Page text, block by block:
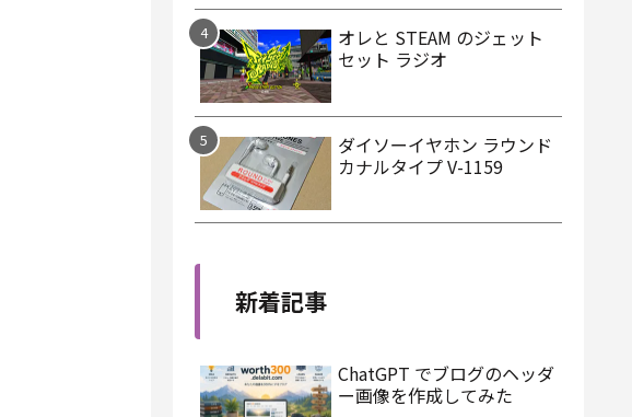
オレと STEAM のジェット
セット ラジオ
ダイソーイヤホン ラウンド
カナルタイプ V-1159
新着記事
ChatGPT でブログのヘッダ
ー画像を作成してみた